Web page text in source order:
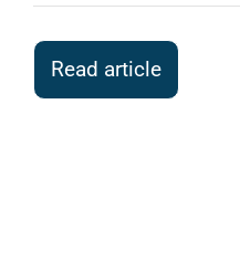
Read article